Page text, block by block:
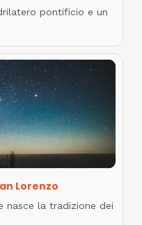
pontificio e un
Lorenzo
nasce la tradizione dei